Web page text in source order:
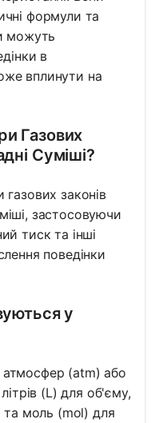
формули та
можуть
в
вплинути на
Газових
Суміші?
законів
застосовуючи
тиск та інші
поведінки
у
(atm) або
(L) для об'єму,
та моль (mol) для